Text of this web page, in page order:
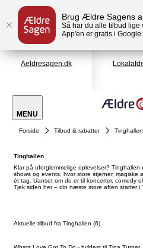
Brug Ældre Sagens
Så har du alle tilbud lige
App'en er gratis i Google
Aeldresagen.dk
MENU
Forside Tilbud & rabatter Tinghallen
Tinghallen
Klar på uforglemmelige oplevelser? Tinghallen
shows og events, hvor store stjerner, magiske
ét tag. Uanset om du er til koncerter, comedy
Tjek siden her – din næste store aften starter i
Aktuelle tilbud fra Tinghallen (6)